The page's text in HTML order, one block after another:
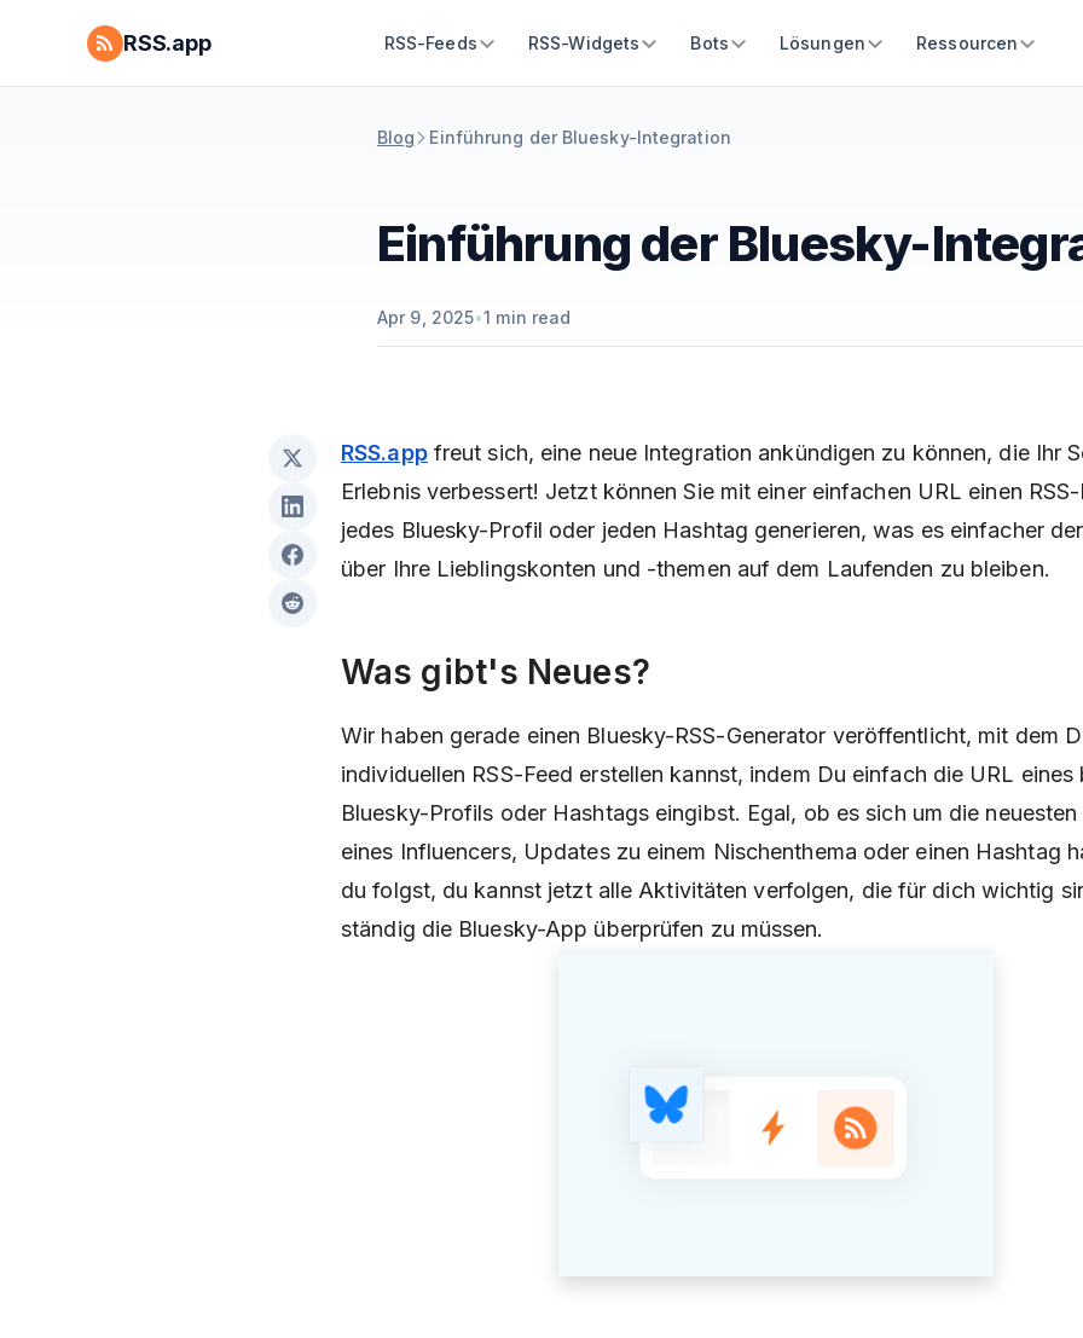
RSS.app RSS-Feeds RSS-Widgets Bots Lösungen Ressourcen
Blog Einführung der Bluesky-Integration
Einführung der Bluesky-
Apr 9, 2025•1 min read
RSS.appfreut sich, eine neue Integration ankündigen zu können, die Ihr
Erlebnis verbessert! Jetzt können Sie mit einer einfachen URL einen
jedes Bluesky-Profil oder jeden Hashtag generieren, was es einfacher
über Ihre Lieblingskonten und -themen auf dem Laufenden zu bleiben.
Was gibt's Neues?
Wir haben gerade einen Bluesky-RSS-Generator veröffentlicht, mit dem
individuellen RSS-Feed erstellen kannst, indem Du einfach die URL eines
Bluesky-Profils oder Hashtags eingibst. Egal, ob es sich um die
eines Influencers, Updates zu einem Nischenthema oder einen Hashtag
du folgst, du kannst jetzt alle Aktivitäten verfolgen, die für dich wichtig
ständig die Bluesky-App überprüfen zu müssen.